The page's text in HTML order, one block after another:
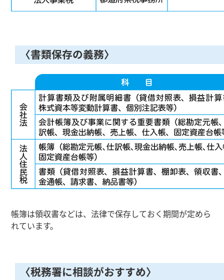
〈書類保存の義務〉
帳簿は領収書などは、法律で保存しておく期間が定めら
れています。
〈税務署に相談がおすすめ〉